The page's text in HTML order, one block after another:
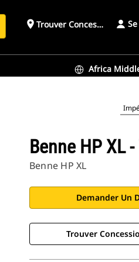
place Trouver Concessionnaire
Africa
Benne HP XL
Benne HP XL
Demander Un
Trouver